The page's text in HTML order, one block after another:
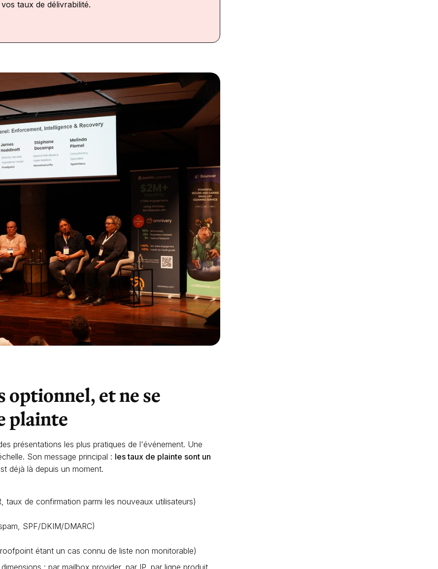
taux de délivrabilité.
optionnel, et ne se
plainte
présentations les plus pratiques de l'événement. Une
Son message principal : les taux de plainte sont un
déjà là depuis un moment.
de confirmation parmi les nouveaux utilisateurs)
SPF/DKIM/DMARC)
étant un cas connu de liste non monitorable)
: par mailbox provider, par IP, par ligne produit.